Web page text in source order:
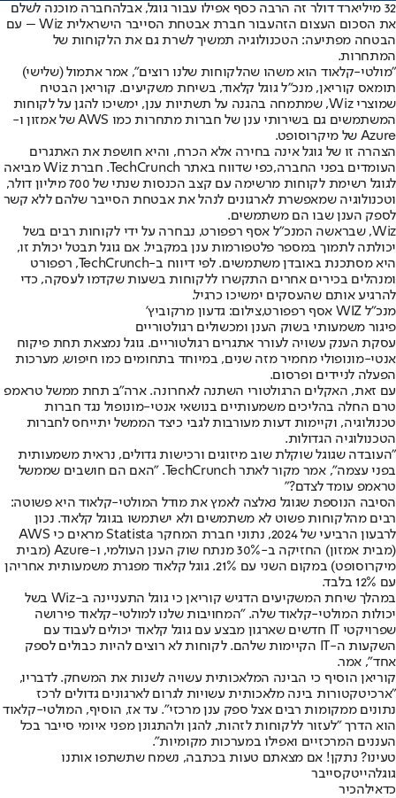
32 מיליארד דולר זה הרבה כסף אפילו עבור גוגל, אבל
החברה מוכנה לשלם
את הסכום העצום הזה
עבור חברת אבטחת הסייבר הישראלית Wiz – עם
הבטחה מפתיעה: הטכנולוגיה תמשיך לשרת גם את הלקוחות של
המתחרות.
"מולטי-קלאוד הוא משהו שהלקוחות שלנו רוצים", אמר אתמול (שלישי)
תומאס קוריאן, מנכ"ל גוגל קלאוד, בשיחת משקיעים. קוריאן הבטיח
שמוצרי Wiz, שמתמחה בהגנה על תשתיות ענן, ימשיכו להגן על לקוחות
המשתמשים גם בשירותי ענן של חברות מתחרות כמו AWS של אמזון ו-
Azure של מיקרוסופט.
הצהרה זו של גוגל אינה בחירה אלא הכרח, והיא חושפת את האתגרים
העומדים בפני החברה,כפי שדווח באתר TechCrunch
. חברת Wiz מביאה
לגוגל רשימת לקוחות מרשימה עם קצב הכנסות שנתי של 700 מיליון דולר,
וטכנולוגיה שמאפשרת לארגונים לנהל את אבטחת הסייבר שלהם ללא קשר
לספק הענן שבו הם משתמשים.
Wiz, שבראשה המנכ"ל אסף רפפורט, נבחרה על ידי לקוחות רבים בשל
יכולתה לתמוך במספר פלטפורמות ענן במקביל. אם גוגל תבטל יכולת זו,
היא מסתכנת באובדן משתמשים. לפי דיווח ב-TechCrunch, רפפורט
ומנהלים בכירים אחרים התקשרו ללקוחות בשעות שקדמו לעסקה, כדי
להרגיע אותם שהעסקים ימשיכו כרגיל.
מנכ"ל WIZ אסף רפפורט,צילום: גדעון מרקוביץ'
פיגור משמעותי בשוק הענן ומכשולים רגולטוריים
עסקת הענק עשויה לעורר אתגרים רגולטוריים. גוגל נמצאת תחת פיקוח
אנטי-מונופולי מחמיר מזה שנים, במיוחד בתחומים כמו חיפוש, מערכות
הפעלה לניידים ופרסום.
עם זאת, האקלים הרגולטורי השתנה לאחרונה. ארה"ב תחת ממשל טראמפ
טרם החלה בהליכים משמעותיים בנושאי אנטי-מונופול נגד חברות
טכנולוגיה, וקיימות דעות מעורבות לגבי כיצד הממשל יתייחס לחברות
הטכנולוגיה הגדולות.
"העובדה שגוגל שוקלת שוב מיזוגים ורכישות גדולים, נראית משמעותית
בפני עצמה", אמר מקור לאתר TechCrunch. "האם הם חושבים שממשל
טראמפ עומד לצדם?"
הסיבה הנוספת שגוגל נאלצה לאמץ את מודל המולטי-קלאוד היא פשוטה:
רבים מהלקוחות פשוט לא משתמשים ולא ישתמשו בגוגל קלאוד. נכון
לרבעון הרביעי של 2024, נתוני חברת המחקר Statista מראים כי AWS
(מבית אמזון) החזיקה ב-30% מנתח שוק הענן העולמי, ו-Azure (מבית
מיקרוסופט) במקום השני עם 21%. גוגל קלאוד מפגרת משמעותית אחריהן
עם 12% בלבד.
במהלך שיחת המשקיעים הדגיש קוריאן כי גוגל התעניינה ב-Wiz בשל
יכולות המולטי-קלאוד שלה. "המחויבות שלנו למולטי-קלאוד פירושה
שפרויקטי IT חדשים שארגון מבצע עם גוגל קלאוד יכולים לעבוד עם
השקעות ה-IT הקיימות שלהם. לקוחות לא רוצים להיות כבולים לספק
אחד", אמר.
קוריאן הוסיף כי הבינה המלאכותית עשויה לשנות את המשחק. לדבריו,
"ארכיטקטורות בינה מלאכותית עשויות לגרום לארגונים גדולים לרכז
נתונים ממקומות רבים אצל ספק ענן מרכזי". עד אז, הוסיף, המולטי-קלאוד
הוא הדרך "לעזור ללקוחות לזהות, להגן ולהתגונן מפני איומי סייבר בכל
העננים המרכזיים ואפילו במערכות מקומיות".
טעינו? נתקן! אם מצאתם טעות בכתבה, נשמח שתשתפו אותנו
גוגלהייטקסייבר
כדאילהכיר